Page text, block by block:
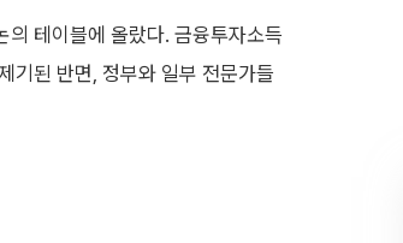
의 테이블에 올랐다. 금융투자소득
기된 반면, 정부와 일부 전문가들